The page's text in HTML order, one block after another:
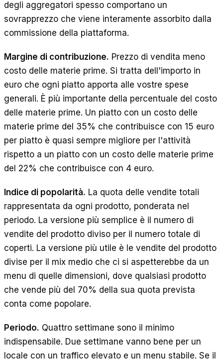
degli aggregatori spesso comportano un
sovrapprezzo che viene interamente assorbito dalla
commissione della piattaforma.
Margine di contribuzione. Prezzo di vendita meno
costo delle materie prime. Si tratta dell'importo in
euro che ogni piatto apporta alle vostre spese
generali. È più importante della percentuale del costo
delle materie prime. Un piatto con un costo delle
materie prime del 35% che contribuisce con 15 euro
per piatto è quasi sempre migliore per l'attività
rispetto a un piatto con un costo delle materie prime
del 22% che contribuisce con 4 euro.
Indice di popolarità. La quota delle vendite totali
rappresentata da ogni prodotto, ponderata nel
periodo. La versione più semplice è il numero di
vendite del prodotto diviso per il numero totale di
coperti. La versione più utile è le vendite del prodotto
divise per il mix medio che ci si aspetterebbe da un
menu di quelle dimensioni, dove qualsiasi prodotto
che vende più del 70% della sua quota prevista
conta come popolare.
Periodo. Quattro settimane sono il minimo
indispensabile. Due settimane vanno bene per un
locale con un traffico elevato e un menu stabile. Se il